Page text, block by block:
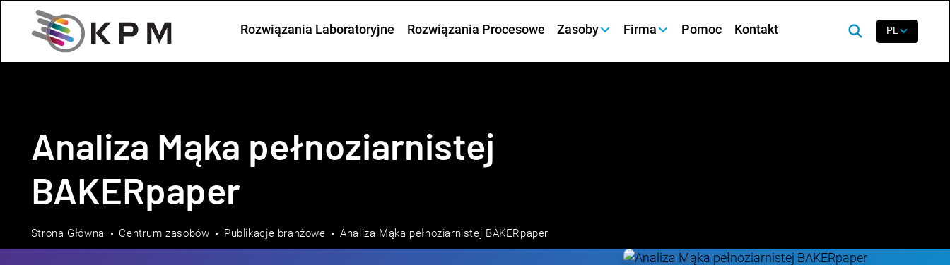
Rozwiązania Laboratoryjne Rozwiązania Procesowe Zasoby Firma Pomoc Kontakt PL
Analiza Mąka pełnoziarnistej
BAKERpaper
Strona Główna Centrum zasobów Publikacje branżowe Analiza Mąka pełnoziarnistej BAKERpaper